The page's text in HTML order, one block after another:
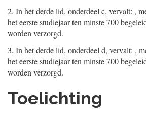
2. In het derde lid, onderdeel c, vervalt: ,
het eerste studiejaar ten minste 700
worden verzorgd.
3. In het derde lid, onderdeel d, vervalt: ,
het eerste studiejaar ten minste 700
worden verzorgd.
Toelichting